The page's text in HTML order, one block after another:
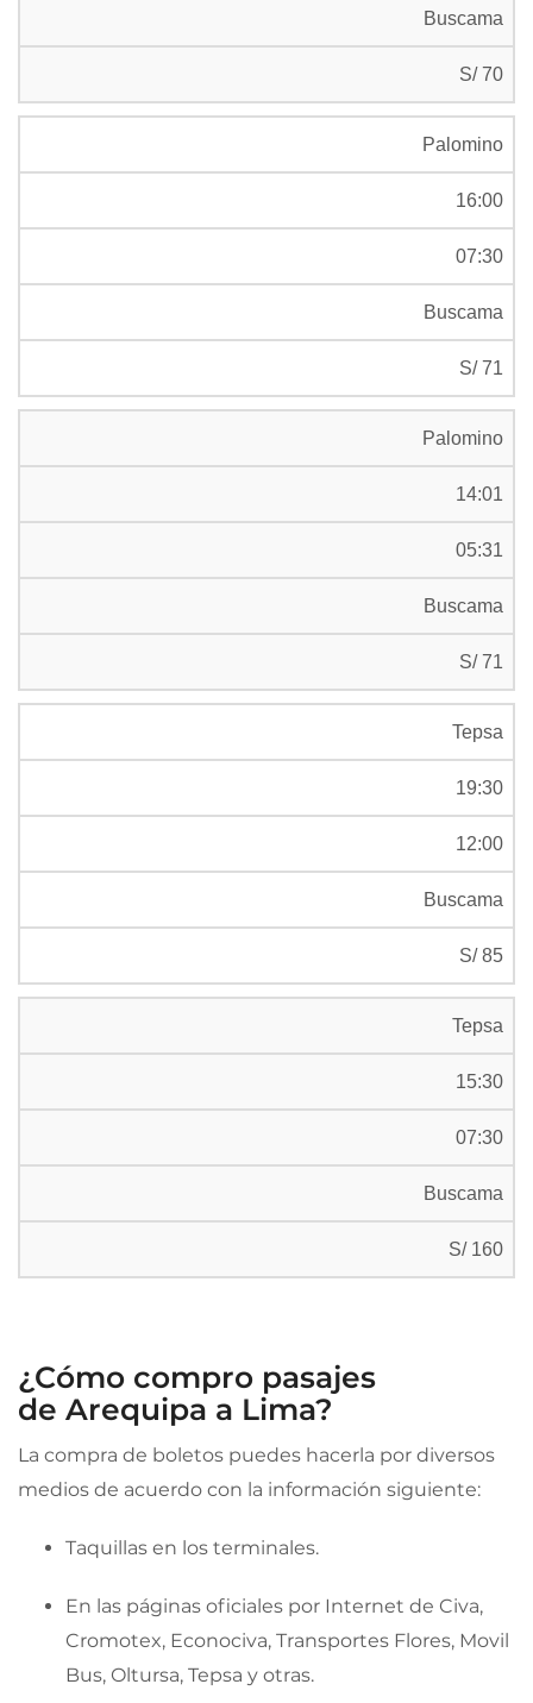
Buscama
S/ 70
Palomino
16:00
07:30
Buscama
S/ 71
Palomino
14:01
05:31
Buscama
S/ 71
Tepsa
19:30
12:00
Buscama
S/ 85
Tepsa
15:30
07:30
Buscama
S/ 160
¿Cómo compro pasajes
de Arequipa a Lima?
La compra de boletos puedes hacerla por diversos
medios de acuerdo con la información siguiente:
Taquillas en los terminales.
En las páginas oficiales por Internet de Civa,
Cromotex, Econociva, Transportes Flores, Movil
Bus, Oltursa, Tepsa y otras.